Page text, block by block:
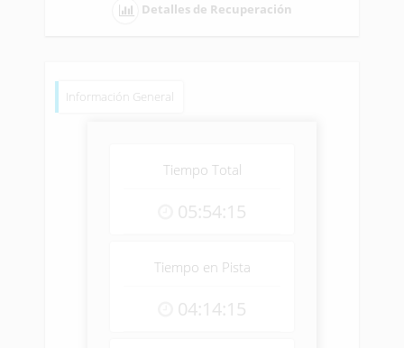
Detalles de Recuperación
Información General
Tiempo Total
05:54:15
Tiempo en Pista
04:14:15